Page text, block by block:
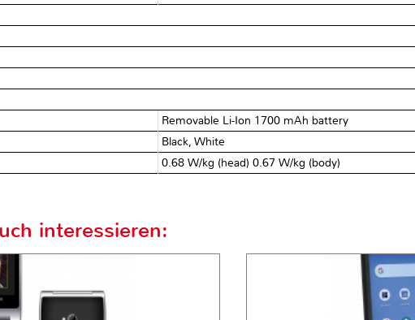
Removable Li-Ion 1700 mAh battery
Black, White
0.68 W/kg (head) 0.67 W/kg (body)
interessieren: